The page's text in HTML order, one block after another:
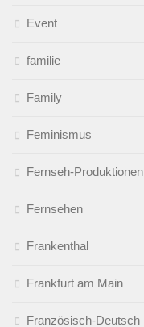
Event
familie
Family
Feminismus
Fernseh-Produktionen
Fernsehen
Frankenthal
Frankfurt am Main
Französisch-Deutsch